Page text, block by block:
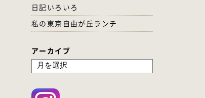
日記いろいろ
私の東京自由が丘ランチ
アーカイブ